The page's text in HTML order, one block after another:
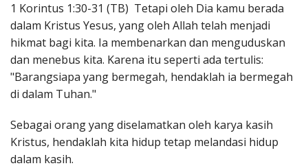
1 Korintus 1:30-31 (TB) Tetapi oleh Dia kamu berada
dalam Kristus Yesus, yang oleh Allah telah menjadi
hikmat bagi kita. Ia membenarkan dan menguduskan
dan menebus kita. Karena itu seperti ada tertulis:
"Barangsiapa yang bermegah, hendaklah ia bermegah
di dalam Tuhan."
Sebagai orang yang diselamatkan oleh karya kasih
Kristus, hendaklah kita hidup tetap melandasi hidup
dalam kasih.